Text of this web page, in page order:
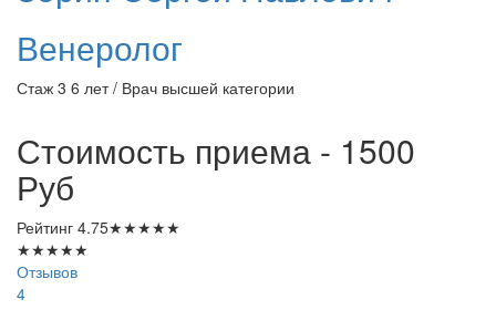
Венеролог
Стаж 3 6 лет / Врач высшей категории
Стоимость приема - 1500
Руб
Рейтинг 4.75★★★★★
★★★★★
Отзывов
4